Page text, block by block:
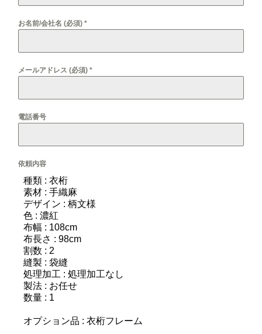
お名前/会社名 (必須) *
メールアドレス (必須) *
電話番号
依頼内容